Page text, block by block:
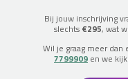
Bij jouw inschrijving
slechts €295, wat
Wil je graag meer dan
7799909 en we